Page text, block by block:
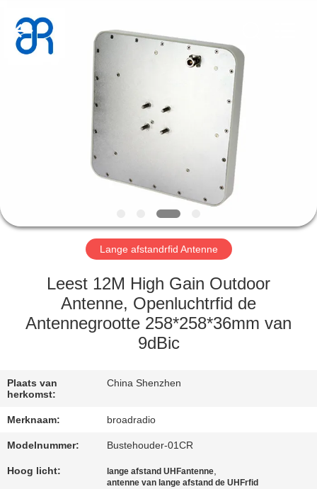
PRODUCTEN
VR-
SHOW
ONGEVEER
FABRIEKSREIS
KWALITEITSCONTROLE
ONS
Technology
Co.,LTD..
Rights
Reserved.
Lange afstandrfid Antenne
Leest 12M High Gain Outdoor
Antenne, Openluchtrfid de
Antennegrootte 258*258*36mm van
9dBic
Plaats van
herkomst:
China Shenzhen
Merknaam: broadradio
Modelnummer: Bustehouder-01CR
Hoog licht: lange afstand UHFantenne,
antenne van lange afstand de UHFrfid